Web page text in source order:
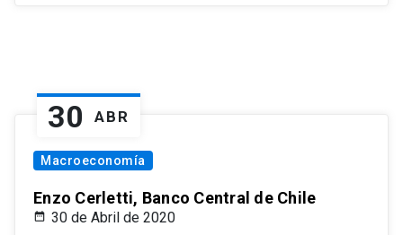
30 ABR
Macroeconomía
Enzo Cerletti, Banco Central de Chile
30 de Abril de 2020